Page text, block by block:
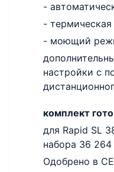
-
-
- моющий
настройки с
комплект
для Rapid SL
набора 36 264
Одобрено в СE